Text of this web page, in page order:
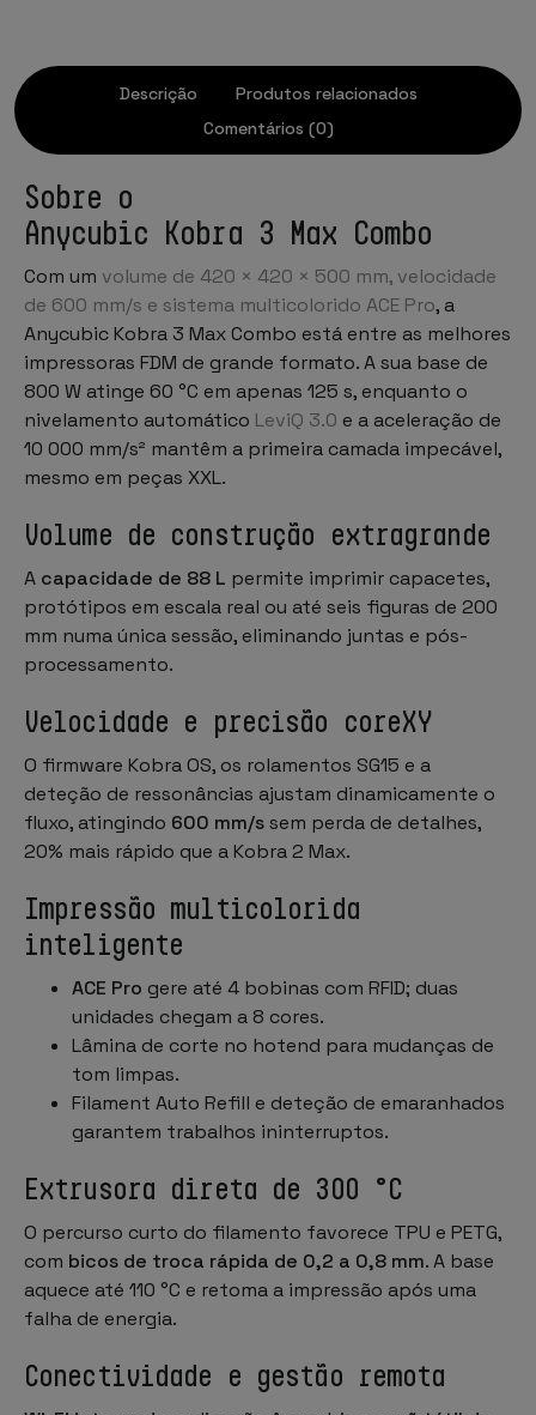
Descrição
Produtos relacionados
Comentários (0)
Sobre o
Anycubic Kobra 3 Max Combo
Com um volume de 420 × 420 × 500 mm, velocidade
de 600 mm/s e sistema multicolorido ACE Pro, a
Anycubic Kobra 3 Max Combo está entre as melhores
impressoras FDM de grande formato. A sua base de
800 W atinge 60 °C em apenas 125 s, enquanto o
nivelamento automático LeviQ 3.0 e a aceleração de
10 000 mm/s² mantêm a primeira camada impecável,
mesmo em peças XXL.
Volume de construção extragrande
A capacidade de 88 L permite imprimir capacetes,
protótipos em escala real ou até seis figuras de 200
mm numa única sessão, eliminando juntas e pós-
processamento.
Velocidade e precisão coreXY
O firmware Kobra OS, os rolamentos SG15 e a
deteção de ressonâncias ajustam dinamicamente o
fluxo, atingindo 600 mm/ssem perda de detalhes,
20% mais rápido que a Kobra 2 Max.
Impressão multicolorida
inteligente
ACE Pro gere até 4 bobinas com RFID; duas
unidades chegam a 8 cores.
Lâmina de corte no hotend para mudanças de
tom limpas.
Filament Auto Refill e deteção de emaranhados
garantem trabalhos ininterruptos.
Extrusora direta de 300 °C
O percurso curto do filamento favorece TPU e PETG,
com bicos de troca rápida de 0,2 a 0,8 mm. A base
aquece até 110 °C e retoma a impressão após uma
falha de energia.
Conectividade e gestão remota